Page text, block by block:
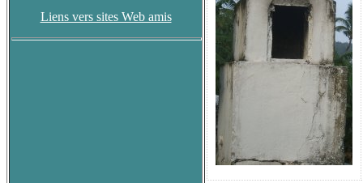
Liens vers sites Web amis